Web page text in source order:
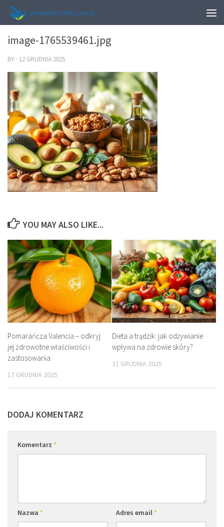
0
image-1765539461.jpg
BY · 12 GRUDNIA 2025
YOU MAY ALSO LIKE...
Pomarańcza Valencia – odkryj
jej zdrowotne właściwości i
zastosowania
17 GRUDNIA 2025
Dieta a trądzik: jak odżywianie
wpływa na zdrowie skóry?
31 GRUDNIA 2025
DODAJ KOMENTARZ
Komentarz *
Nazwa * Adres email*